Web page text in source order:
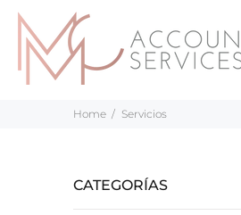
Home Servicios
CATEGORÍAS